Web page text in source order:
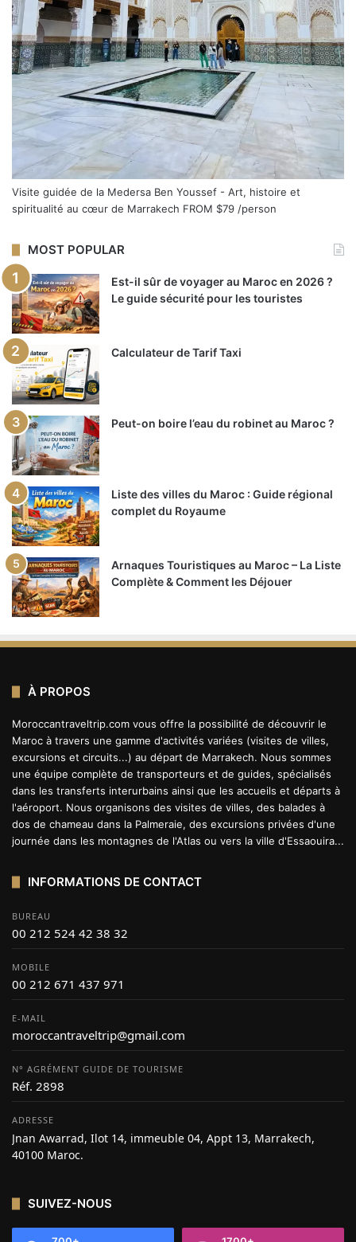
Visite guidée de la Medersa Ben Youssef - Art, histoire et
spiritualité au cœur de Marrakech FROM $79 /person
MOST POPULAR
Est-il sûr de voyager au Maroc en 2026 ?
Le guide sécurité pour les touristes
Calculateur de Tarif Taxi
Peut-on boire l’eau du robinet au Maroc ?
Liste des villes du Maroc : Guide régional
complet du Royaume
Arnaques Touristiques au Maroc – La Liste
Complète & Comment les Déjouer
À PROPOS
Moroccantraveltrip.com vous offre la possibilité de découvrir le
Maroc à travers une gamme d'activités variées (visites de villes,
excursions et circuits...) au départ de Marrakech. Nous sommes
une équipe complète de transporteurs et de guides, spécialisés
dans les transferts interurbains ainsi que les accueils et départs à
l'aéroport. Nous organisons des visites de villes, des balades à
dos de chameau dans la Palmeraie, des excursions privées d'une
journée dans les montagnes de l'Atlas ou vers la ville d'Essaouira...
INFORMATIONS DE CONTACT
BUREAU
00 212 524 42 38 32
MOBILE
00 212 671 437 971
E-MAIL
moroccantraveltrip@gmail.com
N° AGRÉMENT GUIDE DE TOURISME
Réf. 2898
ADRESSE
Jnan Awarrad, Ilot 14, immeuble 04, Appt 13, Marrakech,
40100 Maroc.
SUIVEZ-NOUS